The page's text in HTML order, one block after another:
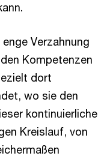
Verzahnung
Kompetenzen
dort
wo sie den
kontinuierliche
Kreislauf, von